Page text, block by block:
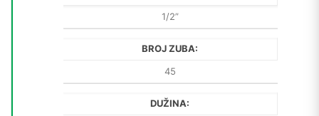
1/2”
BROJ ZUBA:
45
DUŽINA: